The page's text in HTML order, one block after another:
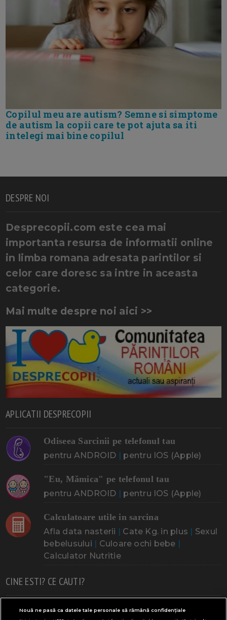
Copilul meu are autism? Semne si simptome
de autism la copii care te pot ajuta sa iti
intelegi mai bine copilul
DESPRE NOI
Desprecopii.com este cea mai
importanta resursa de informatii online
in limba romana adresata parintilor si
celor care doresc sa intre in aceasta
categorie.
Mai multe despre noi aici >>
APLICATII DESPRECOPII
Odiseea Sarcinii pe telefonul tau
pentru ANDROID | pentru IOS (Apple)
"Eu, Mămica" pe telefonul tau
pentru ANDROID | pentru IOS (Apple)
Calculatoare utile in sarcina
Afla data nasterii | Cate Kg. in plus | Sexul
bebelusului | Culoare ochi bebe |
Calculator Nutritie
CINE ESTI? CE CAUTI?
Doresc un copil Adoptia Probleme cu sarcina
Nouă ne pasă ca datele tale personale să rămână confidențiale